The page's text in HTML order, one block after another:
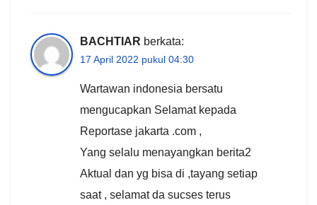
BACHTIAR berkata:
17 April 2022 pukul 04:30
Wartawan indonesia bersatu
mengucapkan Selamat kepada
Reportase jakarta .com ,
Yang selalu menayangkan berita2
Aktual dan yg bisa di ,tayang setiap
saat , selamat da sucses terus